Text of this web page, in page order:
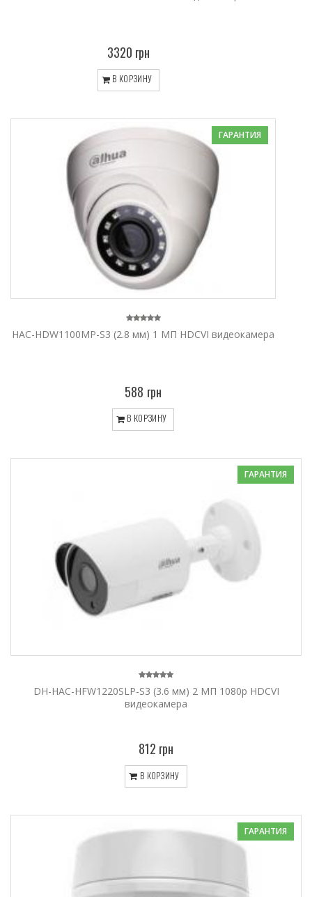
3320 грн
В КОРЗИНУ
ГАРАНТИЯ
HAC-HDW1100MP-S3 (2.8 мм) 1 МП HDCVI видеокамера
588 грн
В КОРЗИНУ
ГАРАНТИЯ
DH-HAC-HFW1220SLP-S3 (3.6 мм) 2 МП 1080p HDCVI
видеокамера
812 грн
В КОРЗИНУ
ГАРАНТИЯ